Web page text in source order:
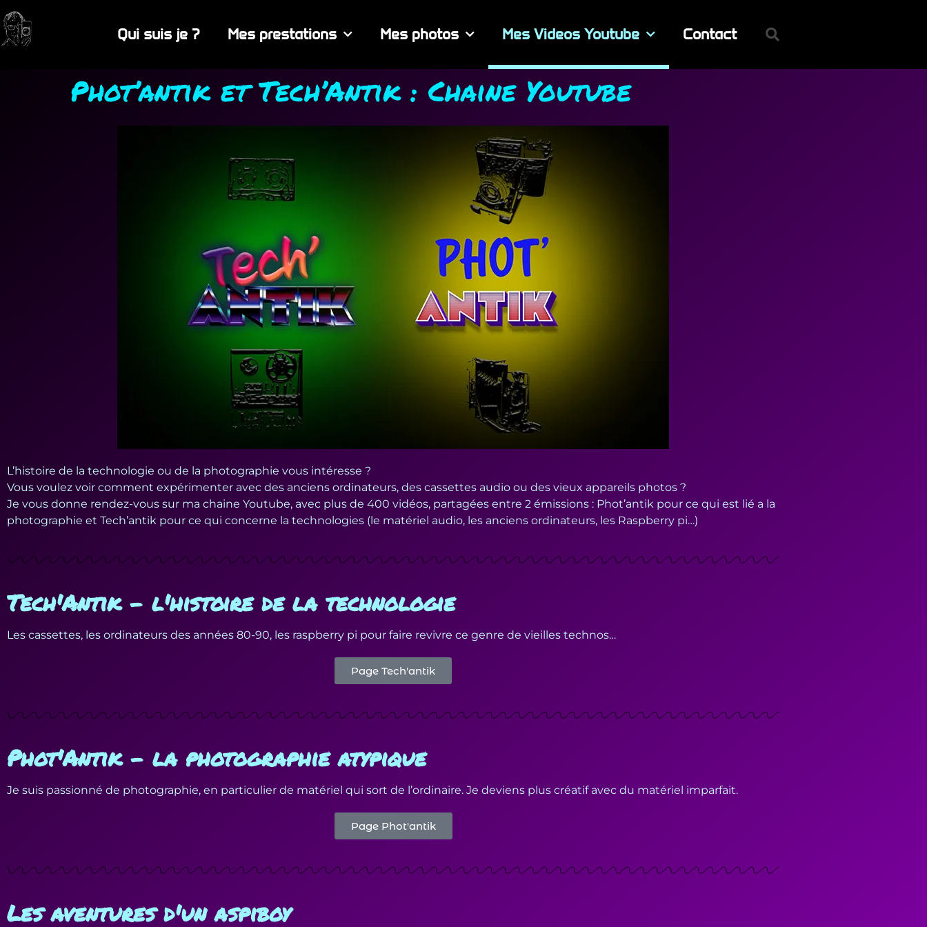
Qui suis je ? Mes prestations Mes photos Mes Videos Youtube Contact
Phot’antik et Tech’Antik : Chaine Youtube
L’histoire de la technologie ou de la photographie vous intéresse ?
Vous voulez voir comment expérimenter avec des anciens ordinateurs, des cassettes audio ou des vieux appareils photos ?
Je vous donne rendez-vous sur ma chaine Youtube, avec plus de 400 vidéos, partagées entre 2 émissions : Phot’antik pour ce qui est lié a la
photographie et Tech’antik pour ce qui concerne la technologies (le matériel audio, les anciens ordinateurs, les Raspberry pi…)
Tech'Antik - l'histoire de la technologie
Les cassettes, les ordinateurs des années 80-90, les raspberry pi pour faire revivre ce genre de vieilles technos…
Page Tech'antik
Phot'Antik - la photographie atypique
Je suis passionné de photographie, en particulier de matériel qui sort de l’ordinaire. Je deviens plus créatif avec du matériel imparfait.
Page Phot'antik
Les aventures d'un aspiboy